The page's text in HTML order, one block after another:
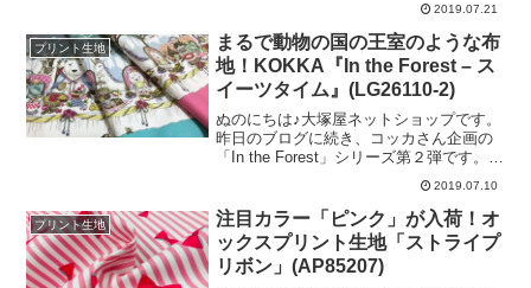
す。＼ KTS6591シリーズ ／みっつめ
は、優しく可愛い雰囲気の、こちらの柄
♡４色とも、ポップな色合いをしていま
す。以上の三者三様な１２アイテムを加
えまして
をご紹介します。＼ スケアープリン
ト・フルレット！ ／フランス語で「小
さなお花」を意味する「fleurette（フルレ
ット）」の生地に、ラミネート加工をい
たしました。色は「ブラック」を使用
し、バッグを制作してみました♡遠目か
ら見ると、合皮レザーのような雰囲気が
あります♡比較的薄手のラミネート生地
ですので、縫いやすいのも嬉しいポイン
トです♡一緒の布で、ポーチも制作しま
した♡「ティッシュカバー」「お財布」
「エコバッグ」などの制作にもぜひご活
用くださいませ
2019.07.21
プリント生地
まるで動物の国の王室のような布
地！KOKKA『In the Forest – ス
イーツタイム』(LG26110-2)
ぬのにちは♪大塚屋ネットショップです。
昨日のブログに続き、コッカさん企画の
「In the Forest」シリーズ第２弾です。前
に対して柄が平行になっている横づかい
柄です。＼ 貫禄のある、キングベア
ー！ ／昨日のブログ同様、リアルなタ
ッチで動物たちが丁寧に描かれていま
す。そして、木々の上にはご覧のような
2019.07.10
プリント生地
注目カラー「ピンク」が入荷！オ
ックスプリント生地「ストライプ
リボン」(AP85207)